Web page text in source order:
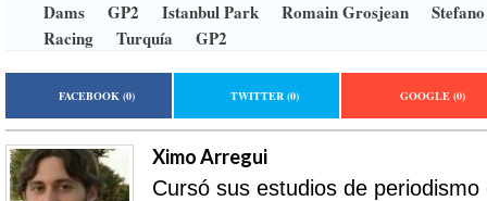
Dams GP2 Istanbul Park Romain Grosjean
Racing
Turquía GP2
FACEBOOK(0) TWITTER(0) GOOGLE(0)
Ximo Arregui
Cursó sus estudios de periodismo